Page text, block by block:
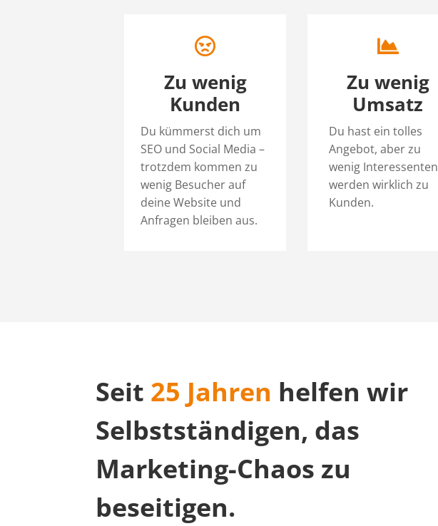

Zu wenig
Kunden
Du kümmerst dich um
SEO und Social Media –
trotzdem kommen zu
wenig Besucher auf
deine Website und
Anfragen bleiben aus.

Zu wenig
Umsatz
Du hast ein tolles
Angebot, aber zu
wenig Interessenten
werden wirklich zu
Kunden.
Seit 25 Jahren helfen wir
Selbstständigen, das
Marketing-Chaos zu
beseitigen.